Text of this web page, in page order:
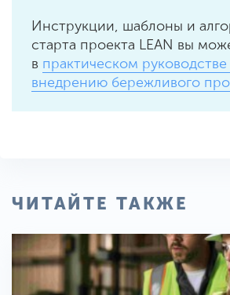
Инструкции, шаблоны и
старта проекта LEAN вы
в практическом
внедрению бережливого
ЧИТАЙТЕ ТАКЖЕ